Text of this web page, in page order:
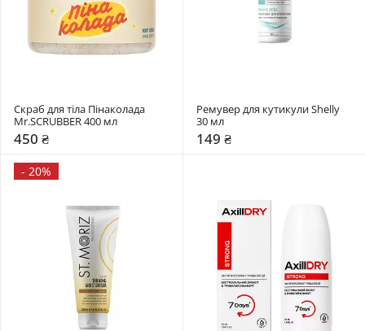
Скраб для тіла Пінаколада
Mr.SCRUBBER 400 мл
450 ₴
Ремувер для кутикули Shelly
149 ₴
- 20%